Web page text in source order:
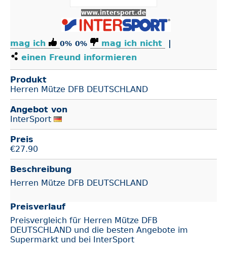
www.intersport.de
mag ich 0% 0% mag ich nicht
|
einen Freund informieren
Produkt
Herren Mütze DFB DEUTSCHLAND
Angebot von
InterSport
Preis
€27.90
Beschreibung
Herren Mütze DFB DEUTSCHLAND
Preisverlauf
Preisvergleich für Herren Mütze DFB
DEUTSCHLAND und die besten Angebote im
Supermarkt und bei InterSport